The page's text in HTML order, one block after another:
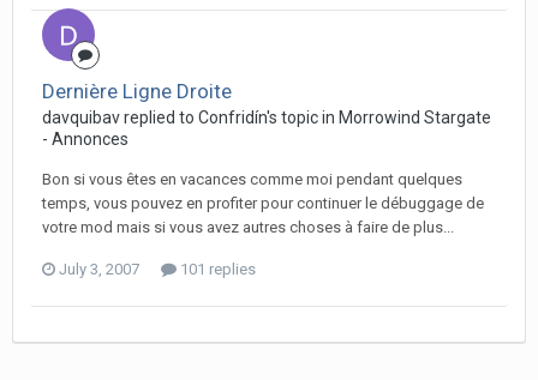
Dernière Ligne Droite
davquibav replied to Confridín's topic in Morrowind Stargate
- Annonces
Bon si vous êtes en vacances comme moi pendant quelques
temps, vous pouvez en profiter pour continuer le débuggage de
votre mod mais si vous avez autres choses à faire de plus...
July 3, 2007 101 replies